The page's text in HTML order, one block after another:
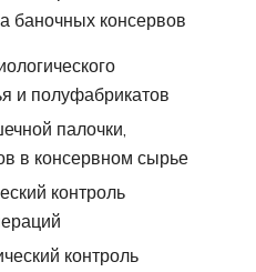
баночных консервов
и полуфабрикатов
палочки,
в консервном сырье
контроль
контроль